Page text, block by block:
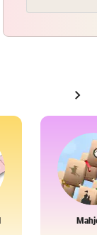
chevron_right